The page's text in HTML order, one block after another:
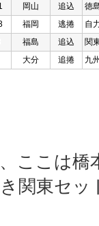
岡山 追込
徳
福岡 逃捲 自
福島 追込
関
大分 追捲 九
ここは橋
関東セッ